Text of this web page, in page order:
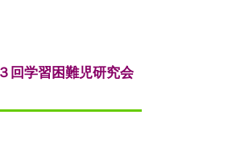
回学習困難児研究会